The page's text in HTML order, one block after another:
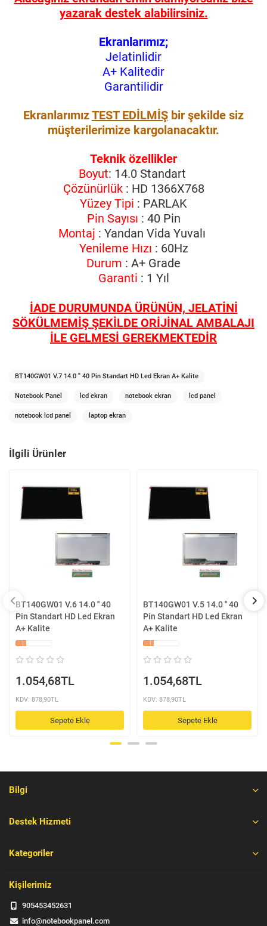
yazarak destek alabilirsiniz.
Ekranlarımız;
Jelatinlidir
A+ Kalitedir
Garantilidir
EkranlarımızTEST EDİLMİŞ bir şekilde siz
müşterilerimize kargolanacaktır.
Teknik özellikler
Boyut: 14.0 Standart
Çözünürlük: HD 1366X768
Yüzey Tipi : PARLAK
Pin Sayısı : 40 Pin
Montaj : Yandan Vida Yuvalı
Yenileme Hızı : 60Hz
Durum : A+ Grade
Garanti : 1 Yıl
İADE DURUMUNDA ÜRÜNÜN, JELATİNİ
SÖKÜLMEMİŞ ŞEKİLDE ORİJİNAL AMBALAJI
İLE GELMESİ GEREKMEKTEDİR
BT140GW01 V.7 14.0 '' 40 Pin Standart HD Led Ekran A+ Kalite
Notebook Panel lcd ekran notebook ekran lcd panel
notebook lcd panel laptop ekran
İlgili Ürünler
BT140GW01 V.6 14.0 '' 40
Pin Standart HD Led Ekran
A+ Kalite
1.054,68TL
KDV: 878,90TL
Sepete Ekle
BT140GW01 V.5 14.0 '' 40
Pin Standart HD Led Ekran
A+ Kalite
1.054,68TL
KDV: 878,90TL
Sepete Ekle
Bilgi
Destek Hizmeti
Kategoriler
Kişilerimiz
905453452631
info@notebookpanel.com